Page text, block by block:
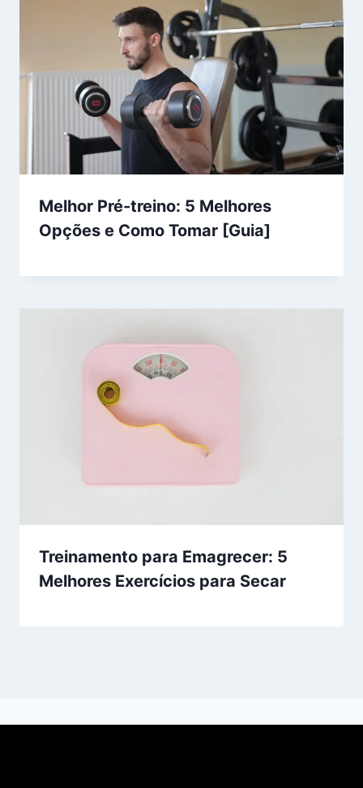
Melhor Pré-treino: 5 Melhores
Opções e Como Tomar [Guia]
Treinamento para Emagrecer: 5
Melhores Exercícios para Secar